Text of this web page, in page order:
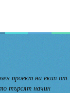
проект на екип от
търсят начин